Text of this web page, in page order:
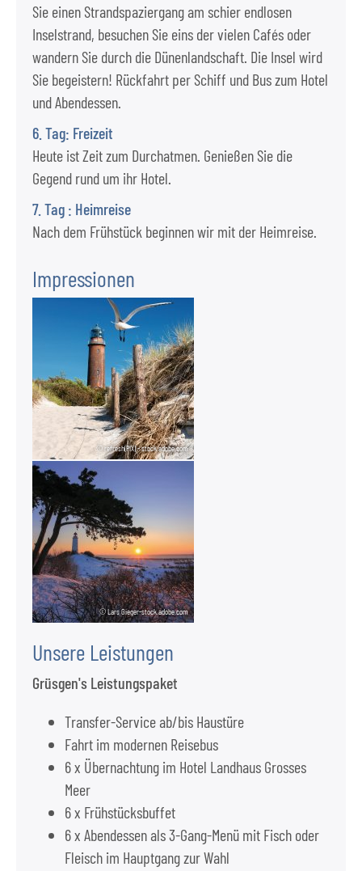
Sie einen Strandspaziergang am schier endlosen
Inselstrand, besuchen Sie eins der vielen Cafés oder
wandern Sie durch die Dünenlandschaft. Die Insel wird
Sie begeistern! Rückfahrt per Schiff und Bus zum Hotel
und Abendessen.
6. Tag: Freizeit
Heute ist Zeit zum Durchatmen. Genießen Sie die
Gegend rund um ihr Hotel.
7. Tag : Heimreise
Nach dem Frühstück beginnen wir mit der Heimreise.
Impressionen
© refresh(PIX) - stock.adobe.com
© Lars Gieger-stock.adobe.com
Unsere Leistungen
Grüsgen's Leistungspaket
Transfer-Service ab/bis Haustüre
Fahrt im modernen Reisebus
6 x Übernachtung im Hotel Landhaus Grosses
Meer
6 x Frühstücksbuffet
6 x Abendessen als 3-Gang-Menü mit Fisch oder
Fleisch im Hauptgang zur Wahl